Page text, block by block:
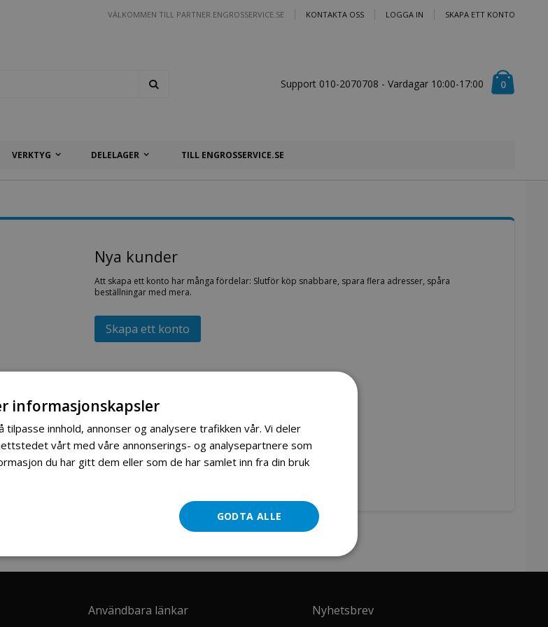
VÄLKOMMEN TILL PARTNER.ENGROSSERVICE.SE KONTAKTA OSS LOGGA IN SKAPA ETT KONTO
0artiklar
Support 010-2070708 - Vardagar 10:00-17:00
VERKTYG DELELAGER TILL ENGROSSERVICE.SE
Nya kunder
Att skapa ett konto har många fördelar: Slutför köp snabbare, spara flera adresser, spåra
beställningar med mera.
Skapa ett konto
Användbara länkar Nyhetsbrev
informasjonskapsler
innhold, annonser og analysere trafikken vår. Vi deler
vårt med våre annonserings- og analysepartnere som
du har gitt dem eller som de har samlet inn fra din bruk
GODTA ALLE